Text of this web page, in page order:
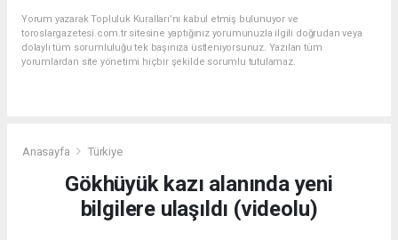
Yorum yazarak Topluluk Kuralları’nı kabul etmiş bulunuyor ve
toroslargazetesi.com.tr sitesine yaptığınız yorumunuzla ilgili doğrudan veya
dolaylı tüm sorumluluğu tek başınıza üstleniyorsunuz. Yazılan tüm
yorumlardan site yönetimi hiçbir şekilde sorumlu tutulamaz.
Anasayfa Türkiye
Gökhüyük kazı alanında yeni
bilgilere ulaşıldı (videolu)